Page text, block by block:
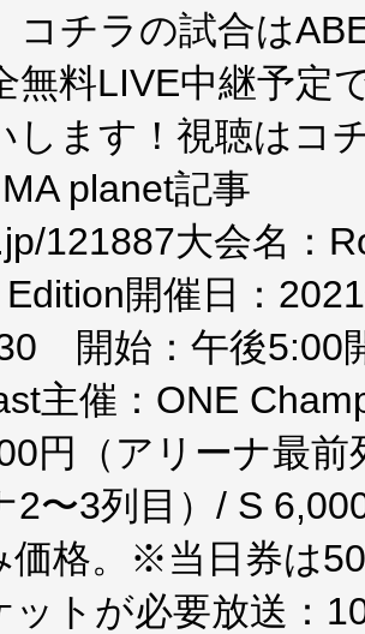
チラの試合は
料LIVE中継予定
します！視聴はコ
planet記事
121887大会名：
開催日：
開始：午後5:00
主催：ONE
円（アリーナ最前
2〜3列目）/ S
価格。※当日券は
トが必要放送：